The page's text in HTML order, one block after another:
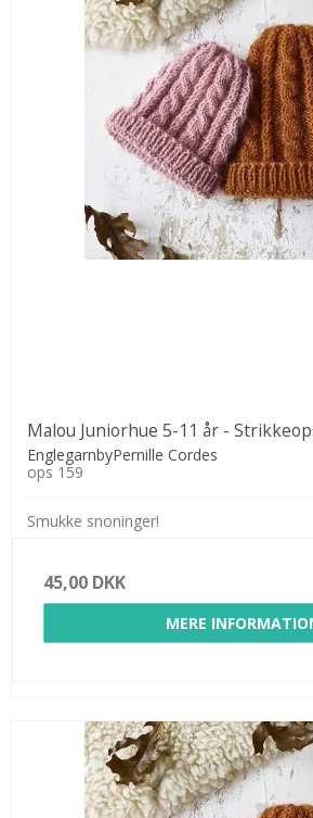
Malou Juniorhue 5-11 år -
EnglegarnbyPernille Cordes
ops 159
Smukke snoninger!
45,00 DKK
MERE